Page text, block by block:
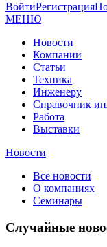
ВойтиРегистрация
МЕНЮ
Новости
Компании
Статьи
Техника
Инженеру
Справочник
Работа
Выставки
Новости
Все новости
О компаниях
Семинары
Случайные